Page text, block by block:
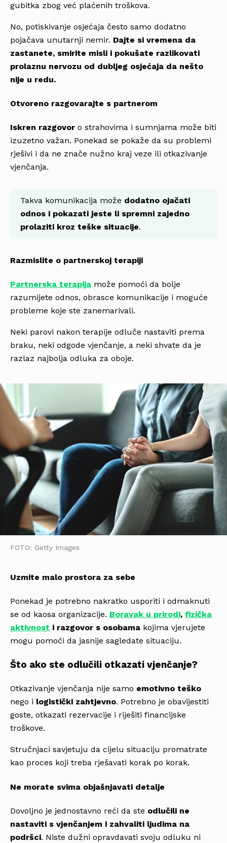
gubitka zbog već plaćenih troškova.
No, potiskivanje osjećaja često samo dodatno
pojačava unutarnji nemir. Dajte si vremena da
zastanete, smirite misli i pokušate razlikovati
prolaznu nervozu od dubljeg osjećaja da nešto
nije u redu.
Otvoreno razgovarajte s partnerom
Iskren razgovor o strahovima i sumnjama može biti
izuzetno važan. Ponekad se pokaže da su problemi
rješivi i da ne znače nužno kraj veze ili otkazivanje
vjenčanja.
Takva komunikacija može dodatno ojačati
odnos i pokazati jeste li spremni zajedno
prolaziti kroz teške situacije.
Razmislite o partnerskoj terapiji
Partnerska terapija može pomoći da bolje
razumijete odnos, obrasce komunikacije i moguće
probleme koje ste zanemarivali.
Neki parovi nakon terapije odluče nastaviti prema
braku, neki odgode vjenčanje, a neki shvate da je
razlaz najbolja odluka za oboje.
FOTO: Getty Images
Uzmite malo prostora za sebe
Ponekad je potrebno nakratko usporiti i odmaknuti
se od kaosa organizacije. Boravak u prirodi, fizička
aktivnost i razgovor s osobama kojima vjerujete
mogu pomoći da jasnije sagledate situaciju.
Što ako ste odlučili otkazati vjenčanje?
Otkazivanje vjenčanja nije samo emotivno teško
nego i logistički zahtjevno. Potrebno je obavijestiti
goste, otkazati rezervacije i riješiti financijske
troškove.
Stručnjaci savjetuju da cijelu situaciju promatrate
kao proces koji treba rješavati korak po korak.
Ne morate svima objašnjavati detalje
Dovoljno je jednostavno reći da ste odlučili ne
nastaviti s vjenčanjem i zahvaliti ljudima na
podršci. Niste dužni opravdavati svoju odluku ni